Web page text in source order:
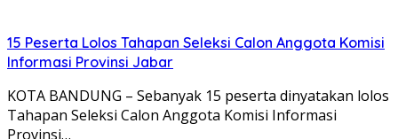
15 Peserta Lolos Tahapan Seleksi Calon Anggota Komisi
Informasi Provinsi Jabar
KOTA BANDUNG – Sebanyak 15 peserta dinyatakan lolos
Tahapan Seleksi Calon Anggota Komisi Informasi
Provinsi…